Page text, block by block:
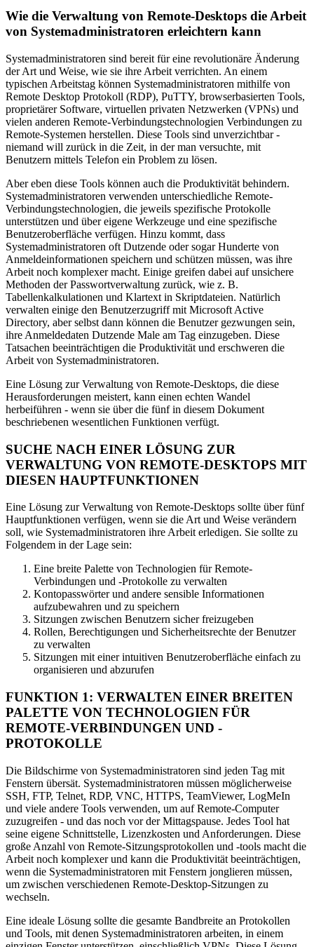
Wie die Verwaltung von Remote-Desktops die Arbeit
von Systemadministratoren erleichtern kann
Systemadministratoren sind bereit für eine revolutionäre Änderung
der Art und Weise, wie sie ihre Arbeit verrichten. An einem
typischen Arbeitstag können Systemadministratoren mithilfe von
Remote Desktop Protokoll (RDP), PuTTY, browserbasierten Tools,
proprietärer Software, virtuellen privaten Netzwerken (VPNs) und
vielen anderen Remote-Verbindungstechnologien Verbindungen zu
Remote-Systemen herstellen. Diese Tools sind unverzichtbar -
niemand will zurück in die Zeit, in der man versuchte, mit
Benutzern mittels Telefon ein Problem zu lösen.
Aber eben diese Tools können auch die Produktivität behindern.
Systemadministratoren verwenden unterschiedliche Remote-
Verbindungstechnologien, die jeweils spezifische Protokolle
unterstützen und über eigene Werkzeuge und eine spezifische
Benutzeroberfläche verfügen. Hinzu kommt, dass
Systemadministratoren oft Dutzende oder sogar Hunderte von
Anmeldeinformationen speichern und schützen müssen, was ihre
Arbeit noch komplexer macht. Einige greifen dabei auf unsichere
Methoden der Passwortverwaltung zurück, wie z. B.
Tabellenkalkulationen und Klartext in Skriptdateien. Natürlich
verwalten einige den Benutzerzugriff mit Microsoft Active
Directory, aber selbst dann können die Benutzer gezwungen sein,
ihre Anmeldedaten Dutzende Male am Tag einzugeben. Diese
Tatsachen beeinträchtigen die Produktivität und erschweren die
Arbeit von Systemadministratoren.
Eine Lösung zur Verwaltung von Remote-Desktops, die diese
Herausforderungen meistert, kann einen echten Wandel
herbeiführen - wenn sie über die fünf in diesem Dokument
beschriebenen wesentlichen Funktionen verfügt.
SUCHE NACH EINER LÖSUNG ZUR
VERWALTUNG VON REMOTE-DESKTOPS MIT
DIESEN HAUPTFUNKTIONEN
Eine Lösung zur Verwaltung von Remote-Desktops sollte über fünf
Hauptfunktionen verfügen, wenn sie die Art und Weise verändern
soll, wie Systemadministratoren ihre Arbeit erledigen. Sie sollte zu
Folgendem in der Lage sein:
Eine breite Palette von Technologien für Remote-
Verbindungen und -Protokolle zu verwalten
Kontopasswörter und andere sensible Informationen
aufzubewahren und zu speichern
Sitzungen zwischen Benutzern sicher freizugeben
Rollen, Berechtigungen und Sicherheitsrechte der Benutzer
zu verwalten
Sitzungen mit einer intuitiven Benutzeroberfläche einfach zu
organisieren und abzurufen
FUNKTION 1: VERWALTEN EINER BREITEN
PALETTE VON TECHNOLOGIEN FÜR
REMOTE-VERBINDUNGEN UND -
PROTOKOLLE
Die Bildschirme von Systemadministratoren sind jeden Tag mit
Fenstern übersät. Systemadministratoren müssen möglicherweise
SSH, FTP, Telnet, RDP, VNC, HTTPS, TeamViewer, LogMeIn
und viele andere Tools verwenden, um auf Remote-Computer
zuzugreifen - und das noch vor der Mittagspause. Jedes Tool hat
seine eigene Schnittstelle, Lizenzkosten und Anforderungen. Diese
große Anzahl von Remote-Sitzungsprotokollen und -tools macht die
Arbeit noch komplexer und kann die Produktivität beeinträchtigen,
wenn die Systemadministratoren mit Fenstern jonglieren müssen,
um zwischen verschiedenen Remote-Desktop-Sitzungen zu
wechseln.
Eine ideale Lösung sollte die gesamte Bandbreite an Protokollen
und Tools, mit denen Systemadministratoren arbeiten, in einem